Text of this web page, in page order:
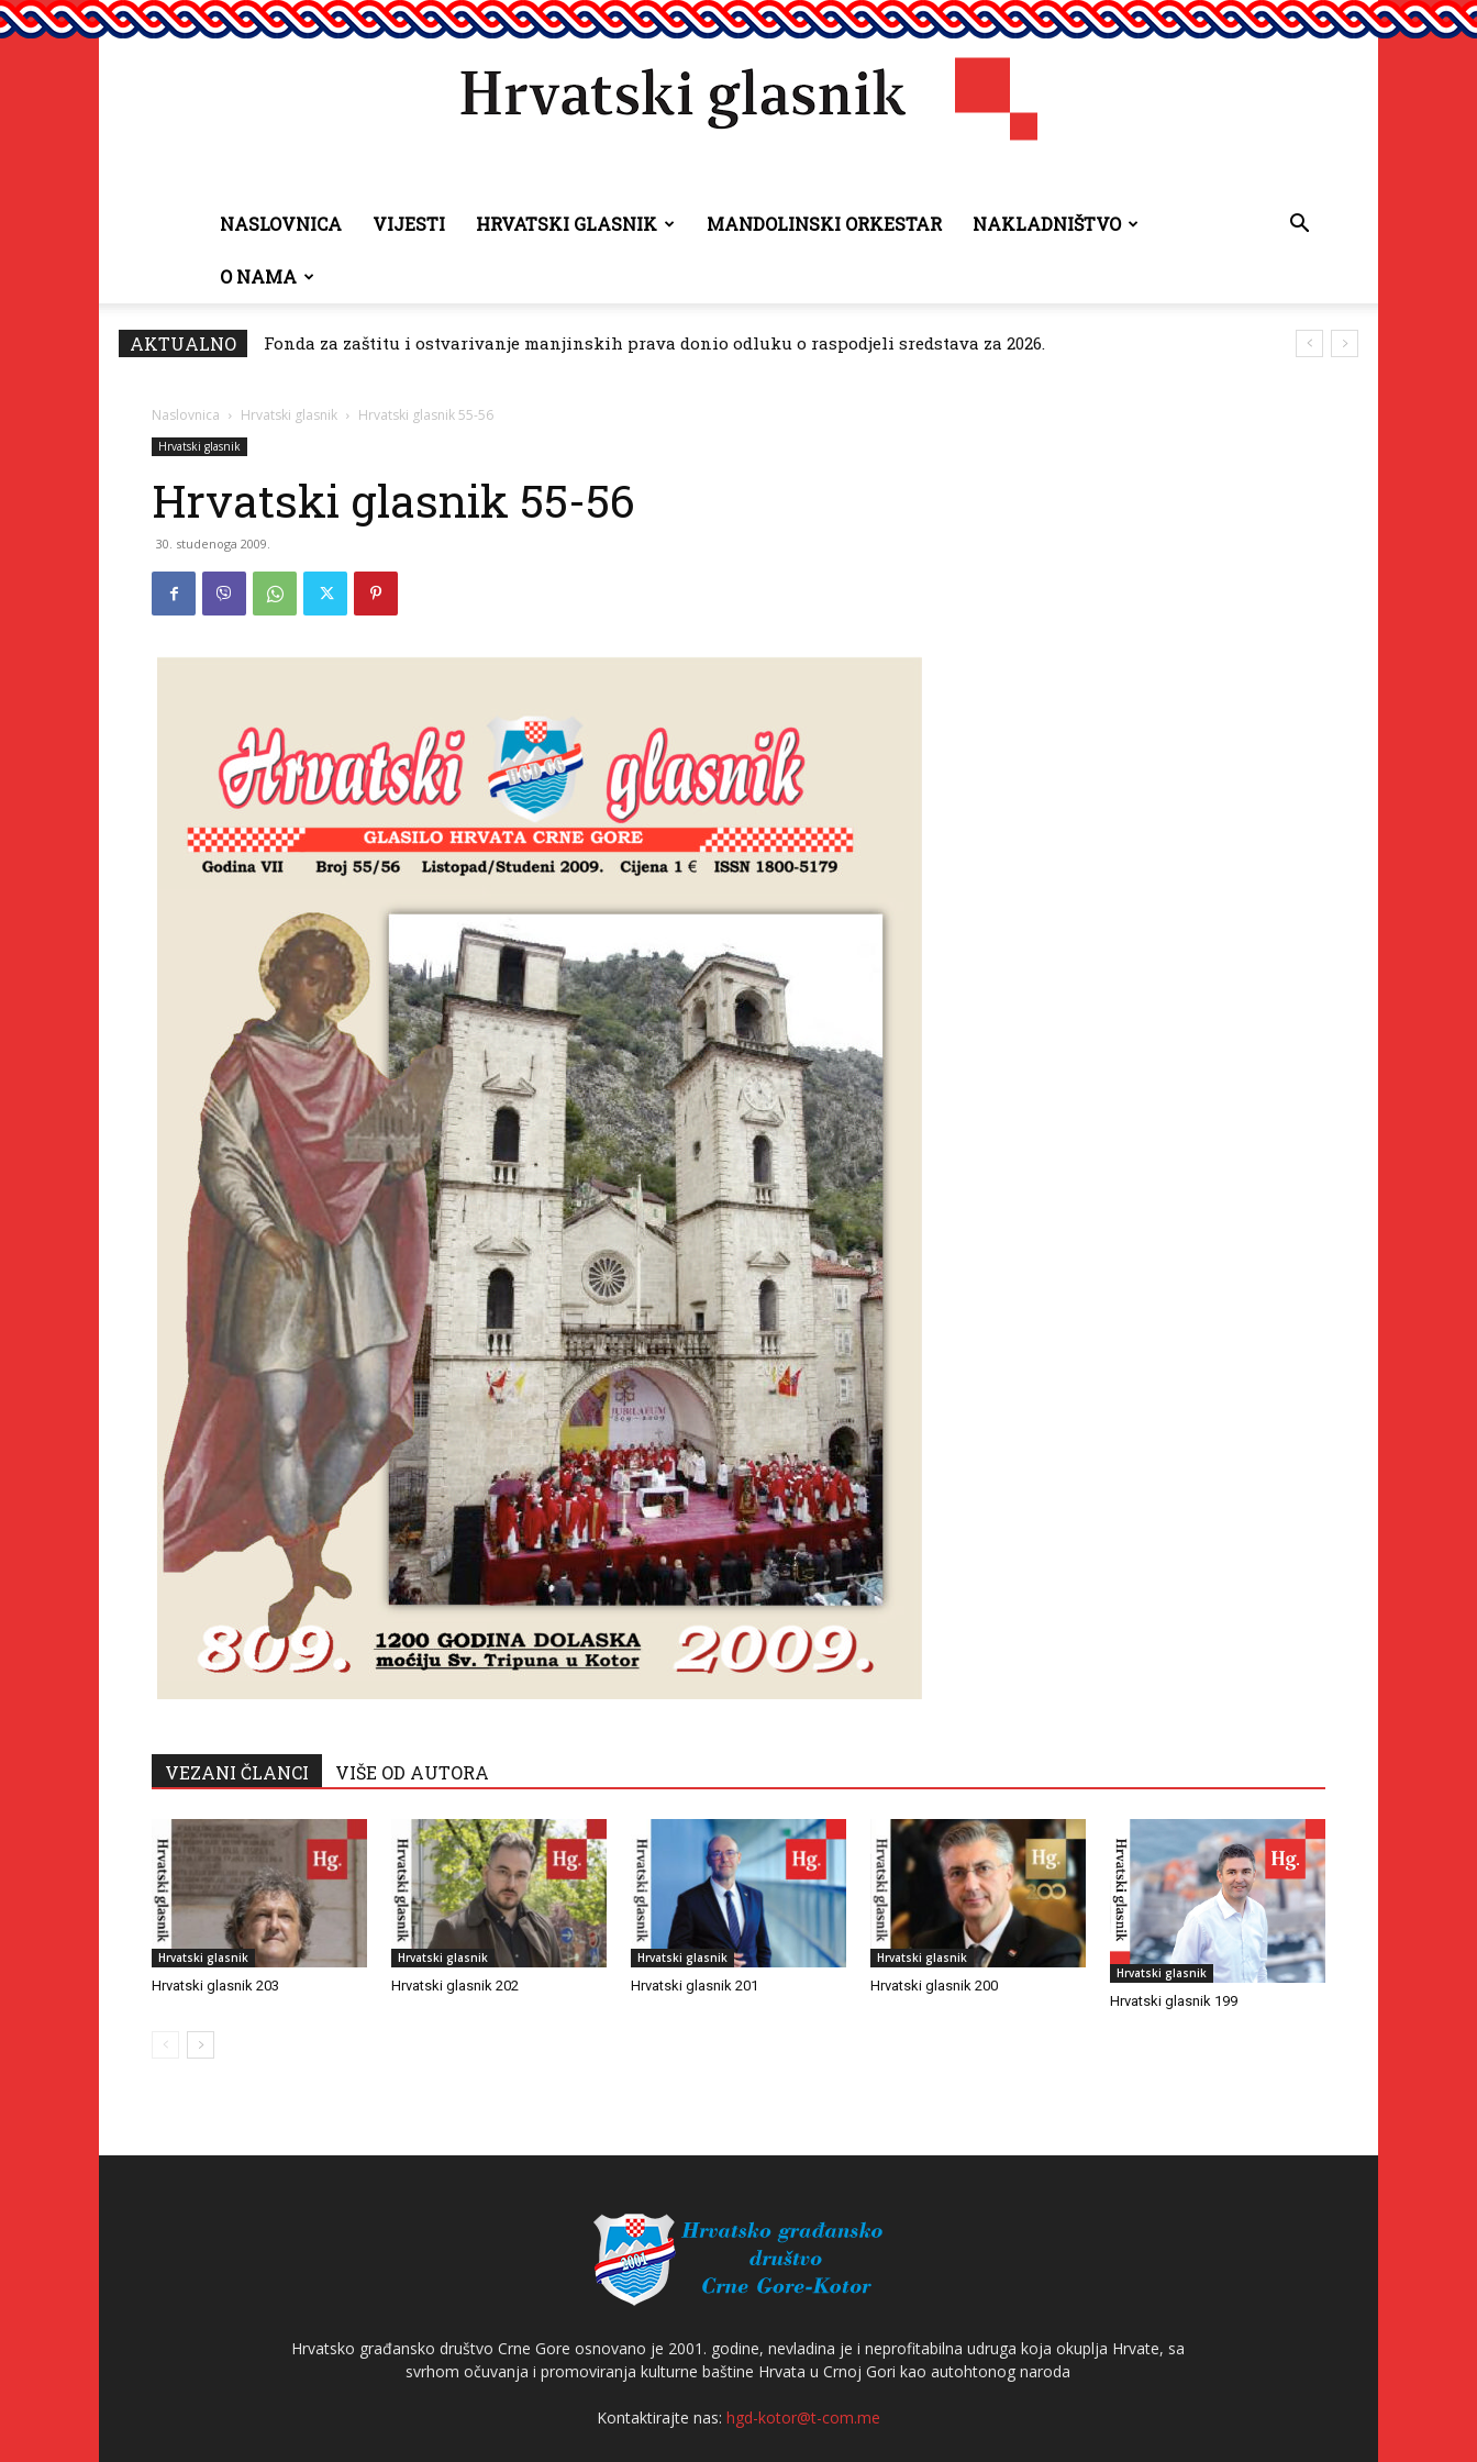
NASLOVNICA VIJESTI HRVATSKI GLASNIK MANDOLINSKI ORKESTAR NAKLADNIŠTVO
O NAMA
AKTUALNO Fonda za zaštitu i ostvarivanje manjinskih prava donio odluku o raspodjeli sredstava za 2026.
Naslovnica Hrvatski glasnik Hrvatski glasnik 55-56
Hrvatski glasnik
Hrvatski glasnik 55-56
30. studenoga 2009.
VEZANI ČLANCI VIŠE OD AUTORA
Hrvatski glasnik
Hrvatski glasnik 203
Hrvatski glasnik
Hrvatski glasnik 202
Hrvatski glasnik
Hrvatski glasnik 201
Hrvatski glasnik
Hrvatski glasnik 200
Hrvatski glasnik
Hrvatski glasnik 199
Hrvatsko građansko društvo Crne Gore osnovano je 2001. godine, nevladina je i neprofitabilna udruga koja okuplja Hrvate, sa
svrhom očuvanja i promoviranja kulturne baštine Hrvata u Crnoj Gori kao autohtonog naroda
Kontaktirajte nas: hgd-kotor@t-com.me